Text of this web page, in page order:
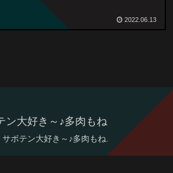
2022.06.13
ン大好き～♪多肉もね
ボテン大好き～♪多肉もね.